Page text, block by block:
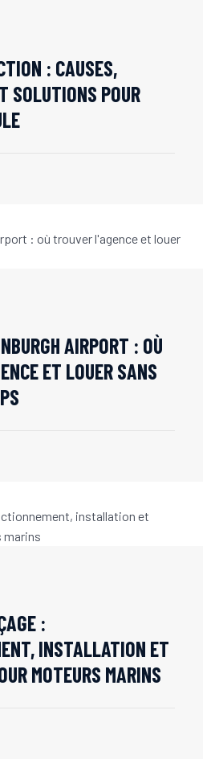
: CAUSES,
SOLUTIONS POUR
AIRPORT : OÙ
ET LOUER SANS
:
INSTALLATION ET
MOTEURS MARINS